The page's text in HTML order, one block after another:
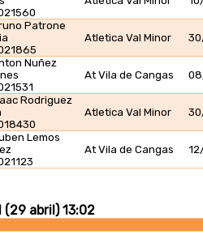
Patrone
Atletica Val Minor
Nuñez
At Vila de Cangas
Rodriguez
Atletica Val Minor
Lemos
At Vila de Cangas
(29 abril) 13:02